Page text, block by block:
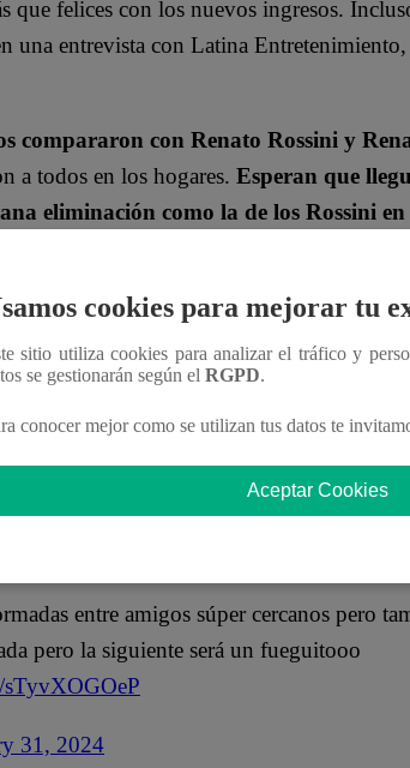
que felices con los nuevos ingresos.
una entrevista con Latina
compararon con Renato Rossini y
a todos en los hogares. Esperan que
eliminación como la de los Rossini en
no me hagan sufrir como los Renatos
Dl68VZvNFm
Zunino y Denisse Dibos para la
entre amigos súper cercanos pero
pero la siguiente será un fueguitooo
31, 2024
cookies para mejorar tu
sitio utiliza cookies para analizar el tráfico y
se gestionarán según el RGPD.
conocer mejor como se utilizan tus datos te
Aceptar Cookies